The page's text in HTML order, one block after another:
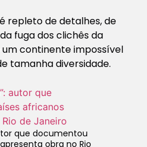
repleto de detalhes, de
fuga dos clichês da
continente impossível
tamanha diversidade.
que documentou
obra no Rio